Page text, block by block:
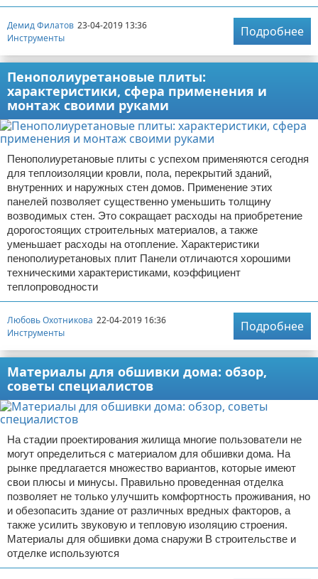
Демид Филатов 23-04-2019 13:36
Инструменты
Подробнее
Пенополиуретановые плиты:
характеристики, сфера применения и
монтаж своими руками
Пенополиуретановые плиты с успехом применяются сегодня
для теплоизоляции кровли, пола, перекрытий зданий,
внутренних и наружных стен домов. Применение этих
панелей позволяет существенно уменьшить толщину
возводимых стен. Это сокращает расходы на приобретение
дорогостоящих строительных материалов, а также
уменьшает расходы на отопление. Характеристики
пенополиуретановых плит Панели отличаются хорошими
техническими характеристиками, коэффициент
теплопроводности
Любовь Охотникова 22-04-2019 16:36
Инструменты
Подробнее
Материалы для обшивки дома: обзор,
советы специалистов
На стадии проектирования жилища многие пользователи не
могут определиться с материалом для обшивки дома. На
рынке предлагается множество вариантов, которые имеют
свои плюсы и минусы. Правильно проведенная отделка
позволяет не только улучшить комфортность проживания, но
и обезопасить здание от различных вредных факторов, а
также усилить звуковую и тепловую изоляцию строения.
Материалы для обшивки дома снаружи В строительстве и
отделке используются